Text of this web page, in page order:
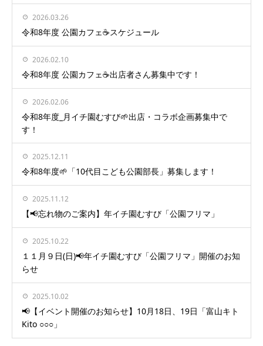
2026.03.26
令和8年度 公園カフェ☕️スケジュール
2026.02.10
令和8年度 公園カフェ☕️出店者さん募集中です！
2026.02.06
令和8年度_月イチ園むすび🌱出店・コラボ企画募集中で
す！
2025.12.11
令和8年度🌱「10代目こども公園部長」募集します！
2025.11.12
【📢忘れ物のご案内】年イチ園むすび「公園フリマ」
2025.10.22
１１月９日(日)📢年イチ園むすび「公園フリマ」開催のお知
らせ
2025.10.02
📢【イベント開催のお知らせ】10月18日、19日「富山キト
Kito ○○○」